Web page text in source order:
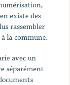
existe des
rassembler
la commune.
avec un
séparément